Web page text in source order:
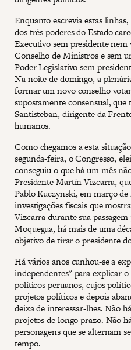
Enquanto escrevia estas
dos três poderes do Estado
Executivo sem presidente
Conselho de Ministros e sem
Poder Legislativo sem
Na noite de domingo, a
formar um novo conselho
supostamente consensual,
Santisteban, dirigente da
humanos.
Como chegamos a esta
segunda-feira, o Congresso,
conseguiu o que há um mês
Presidente Martín Vizcarra,
Pablo Kuczynski, em março
investigações fiscais que
Vizcarra durante sua
Moquegua, há mais de uma
objetivo de tirar o presidente
Há vários anos cunhou-se a
independentes" para explicar
políticos peruanos, cujos
projetos políticos e depois
deixa de interessar-lhes. Não
projetos de longo prazo. Não
personagens que se alternam
tempo.